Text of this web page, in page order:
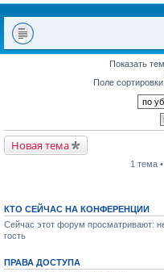
Показать
Поле сортировки
Новая тема
1 тема
КТО СЕЙЧАС НА КОНФЕРЕНЦИИ
Сейчас этот форум просматривают:
гость
ПРАВА ДОСТУПА